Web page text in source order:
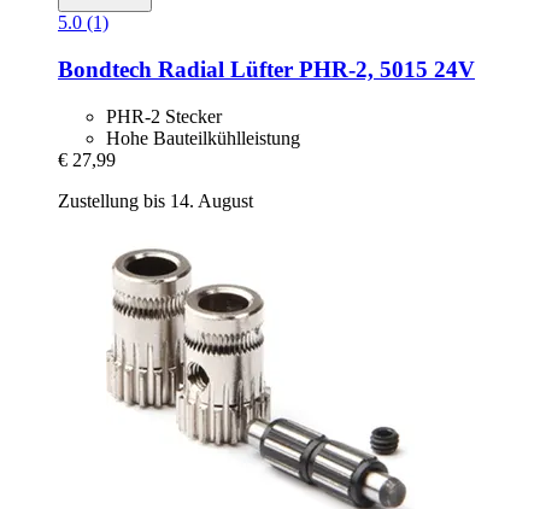
5.0 (1)
Bondtech Radial Lüfter PHR-​2, 5015 24V
PHR-2 Stecker
Hohe Bauteilkühlleistung
€ 27,99
Zustellung bis 14. August